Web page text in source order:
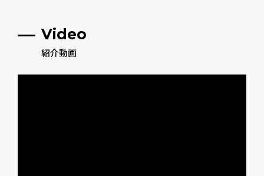
Video
紹介動画